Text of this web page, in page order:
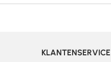
KLANTENSERVICE